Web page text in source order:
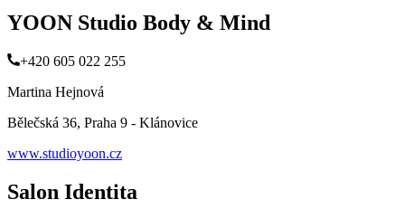
YOON Studio Body & Mind
+420 605 022 255
Martina Hejnová
Bělečská 36, Praha 9 - Klánovice
www.studioyoon.cz
Salon Identita